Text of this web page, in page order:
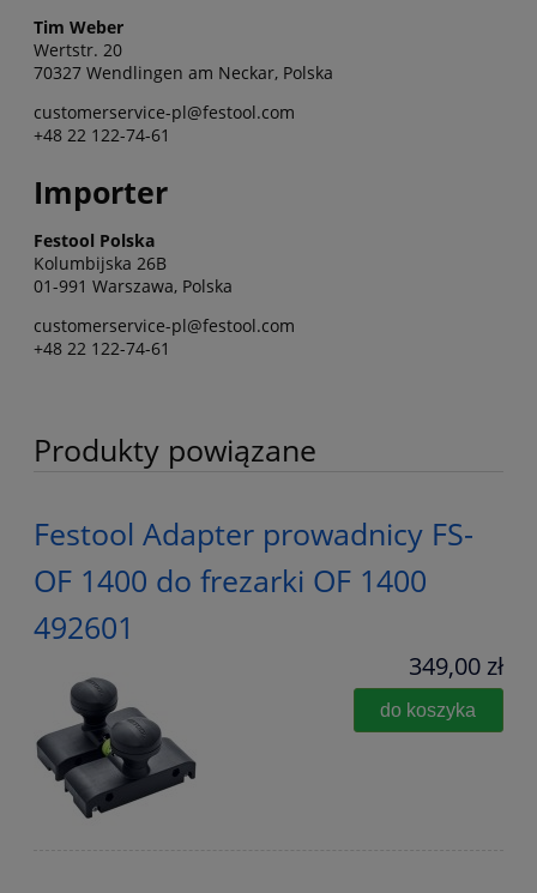
Tim Weber
Wertstr. 20
70327 Wendlingen am Neckar, Polska
customerservice-pl@festool.com
+48 22 122-74-61
Importer
Festool Polska
Kolumbijska 26B
01-991 Warszawa, Polska
customerservice-pl@festool.com
+48 22 122-74-61
Produkty powiązane
Festool Adapter prowadnicy FS-
OF 1400 do frezarki OF 1400
492601
349,00 zł
do koszyka